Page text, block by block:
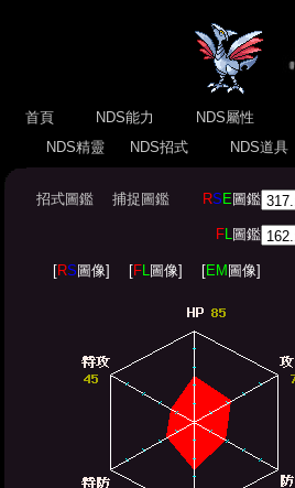
首頁 NDS能力 NDS屬性
NDS精靈
NDS招式 NDS道具
招式圖鑑 捕捉圖鑑 RS E圖鑑
FL圖鑑
[RS 圖像] [FL圖像] [EM 圖像]